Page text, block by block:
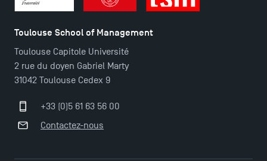
TSM-Research
TSM Doctoral Programme
Toulouse School of Management
Toulouse Capitole Université
2 rue du doyen Gabriel Marty
31042 Toulouse Cedex 9
+33 (0)5 61 63 56 00
Contactez-nous